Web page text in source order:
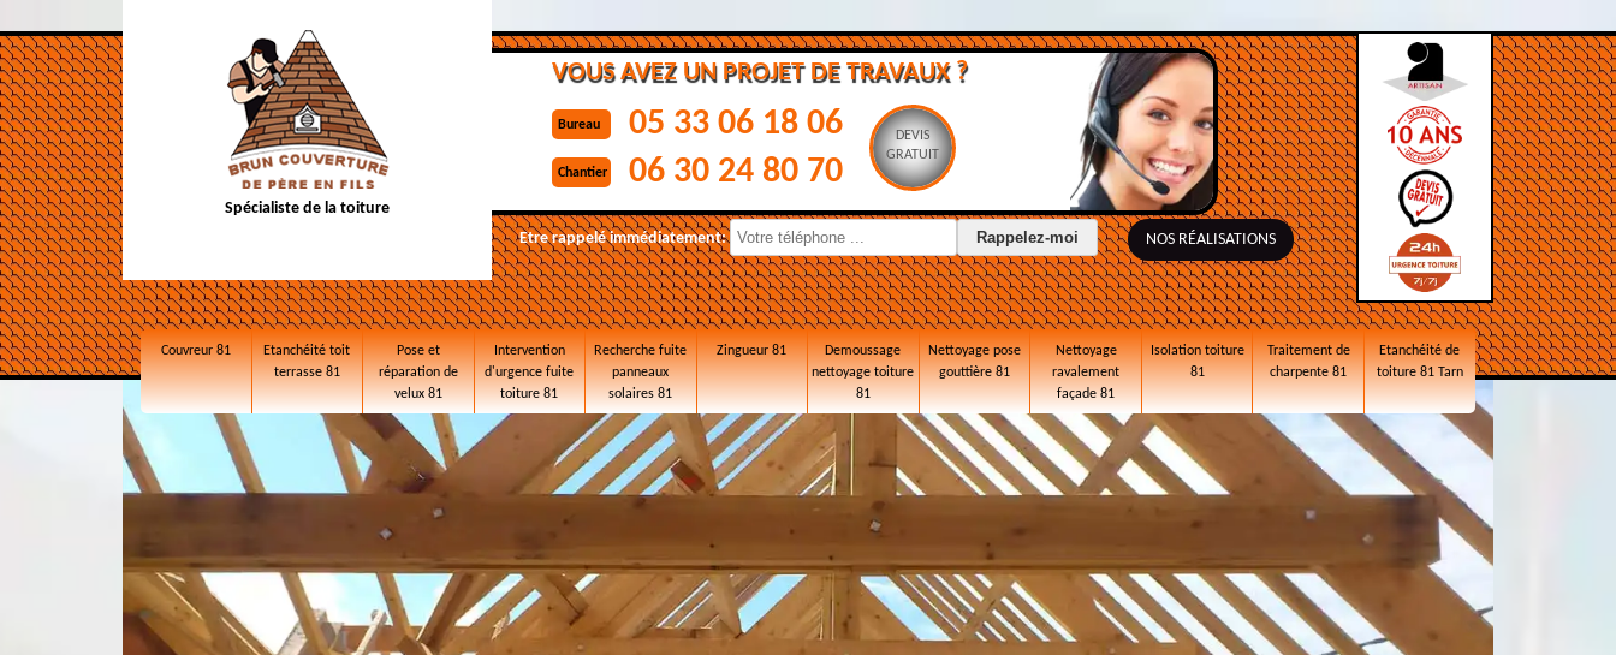
Spécialiste de la toiture
VOUS AVEZ UN PROJET DE TRAVAUX ?
Bureau 05 33 06 18 06
Chantier 06 30 24 80 70
DEVIS
GRATUIT
Etre rappelé immédiatement: NOS RÉALISATIONS
Couvreur 81
Etanchéité toit
terrasse 81
Pose et
réparation de
velux 81
Intervention
d'urgence fuite
toiture 81
Recherche fuite
panneaux
solaires 81
Zingueur 81
Demoussage
nettoyage toiture
81
Nettoyage pose
gouttière 81
Nettoyage
ravalement
façade 81
Isolation toiture
81
Traitement de
charpente 81
Etanchéité de
toiture 81 Tarn